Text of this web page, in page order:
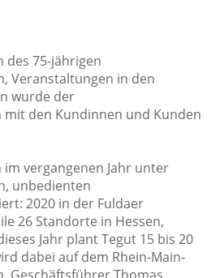
des 75-jährigen
Veranstaltungen in den
wurde der
den Kundinnen und Kunden
vergangenen Jahr unter
unbedienten
2020 in der Fuldaer
26 Standorte in Hessen,
Jahr plant Tegut 15 bis 20
dabei auf dem Rhein-Main-